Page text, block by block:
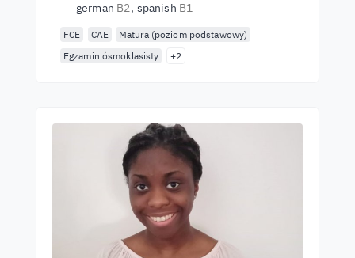
german B2 spanish B1
FCE CAE
Matura (poziom podstawowy)
Egzamin ósmoklasisty
+2